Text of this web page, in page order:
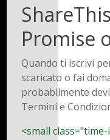
Promise
Solutions
Quando ti iscrivi
scaricato o fai
probabilmente
Termini e
<small